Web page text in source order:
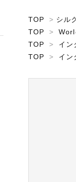
TOP > シル
TOP
>
TOP
>
イン
TOP
> イン